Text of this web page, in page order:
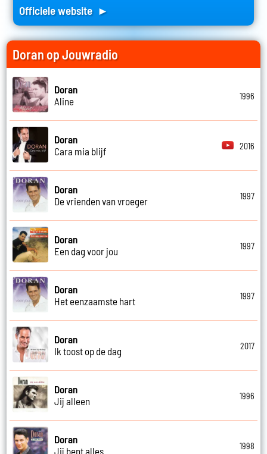
Officiele website ►
Doran op Jouwradio
Doran
Aline
1996
Doran
Cara mia blijf
2016
Doran
De vrienden van vroeger
1997
Doran
Een dag voor jou
1997
Doran
Het eenzaamste hart
1997
Doran
Ik toost op de dag
2017
Doran
Jij alleen
1996
Doran
Jij bent alles
1998